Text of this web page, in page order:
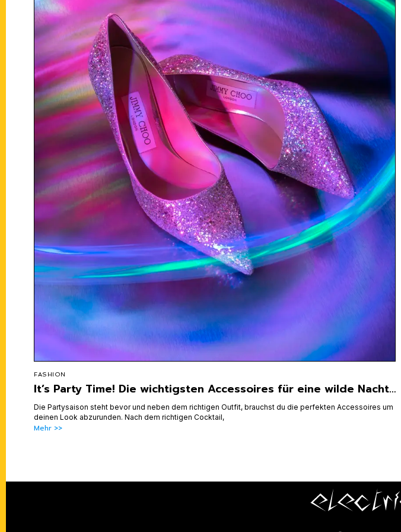
FASHION
It’s Party Time! Die wichtigsten Accessoires für eine wilde Nacht…
Die Partysaison steht bevor und neben dem richtigen Outfit, brauchst du die perfekten Accessoires um
deinen Look abzurunden. Nach dem richtigen Cocktail,
Mehr >>